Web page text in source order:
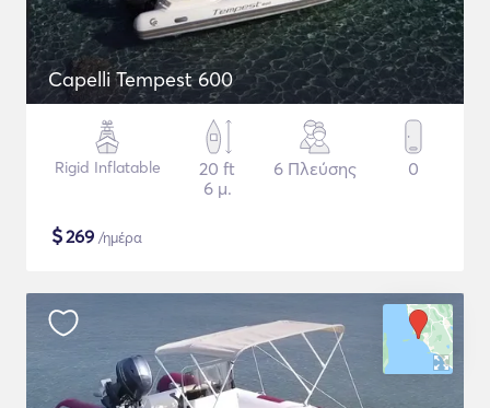
Capelli Tempest 600
Rigid Inflatable
20 ft
6 μ.
6 Πλεύσης 0
$269 /ημέρα